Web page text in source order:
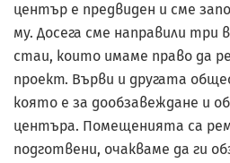
център е предвиден и сме
му. Досега сме направили три
стаи, които имаме право да
проект. Върви и другата
която е за дообзавеждане и
центъра. Помещенията са
подготвени, очакваме да ги